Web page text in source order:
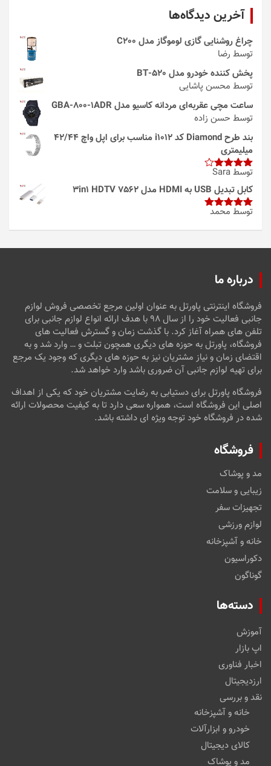
آخرین دیدگاه‌ها
چراغ روشنایی گازی لوموگاز مدل C200
توسط رضا
پخش کننده خودرو مدل 520-BT
توسط محسن پاشایی
ساعت مچی عقربه‌ای مردانه کاسیو مدل GBA-800-1ADR
توسط حسن زاده
بند طرح Diamond کد i1012 مناسب برای اپل واچ 42/44
میلیمتری
امتیاز4
از 5
توسط Sara
کابل تبدیل USB به HDMI مدل 3in1 HDTV 7562
امتیاز5از
توسط محمد
درباره ما
فروشگاه اینترنتی پاورتل به عنوان اولین مرجع تخصصی فروش لوازم
جانبی فعالیت خود را از سال ۹۸ با هدف ارائه انواع لوازم جانبی برای
تلفن های همراه آغاز کرد. با گذشت زمان و گسترش فعالیت های
فروشگاه، پاورتل به حوزه های دیگری همچون تبلت و … وارد شد و به
اقتضای زمان و نیاز مشتریان نیز به حوزه های دیگری که وجود یک مرجع
برای تهیه لوازم جانبی آن ضروری باشد وارد خواهد شد.
فروشگاه پاورتل برای دستیابی به رضایت مشتریان خود که یکی از اهداف
اصلی این فروشگاه است، همواره سعی دارد تا به کیفیت محصولات ارائه
شده در فروشگاه خود توجه ویژه ای داشته باشد.
فروشگاه
مد و پوشاک
زیبایی و سلامت
تجهیزات سفر
لوازم ورزشی
خانه و آشپزخانه
دکوراسیون
گوناگون
دسته‌ها
آموزش
اپ بازار
اخبار فناوری
ارزدیجیتال
نقد و بررسی
خانه و آشپزخانه
خودرو و ابزارآلات
کالای دیجیتال
مد و پوشاک